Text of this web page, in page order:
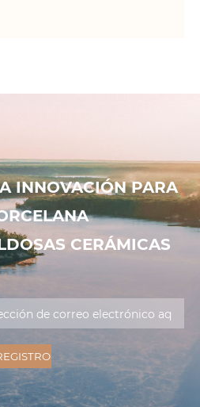
INNOVACIÓN PARA
CERÁMICAS